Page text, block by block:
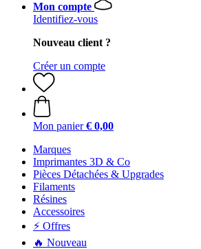
Mon compte
Identifiez-vous
Nouveau client ?
Créer un compte
Mon panier € 0,00
Marques
Imprimantes 3D & Co
Pièces Détachées & Upgrades
Filaments
Résines
Accessoires
⚡ Offres
🔥 Nouveau